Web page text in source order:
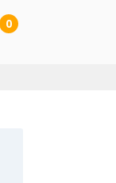
0